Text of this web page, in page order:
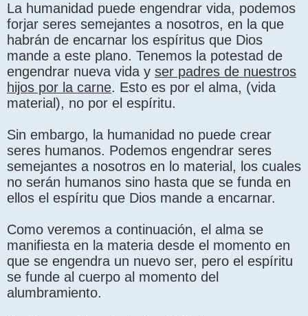
La humanidad puede engendrar vida, podemos
forjar seres semejantes a nosotros, en la que
habrán de encarnar los espíritus que Dios
mande a este plano. Tenemos la potestad de
engendrar nueva vida y ser padres de nuestros
hijos por la carne. Esto es por el alma, (vida
material), no por el espíritu.
Sin embargo, la humanidad no puede crear
seres humanos. Podemos engendrar seres
semejantes a nosotros en lo material, los cuales
no serán humanos sino hasta que se funda en
ellos el espíritu que Dios mande a encarnar.
Como veremos a continuación, el alma se
manifiesta en la materia desde el momento en
que se engendra un nuevo ser, pero el espíritu
se funde al cuerpo al momento del
alumbramiento.